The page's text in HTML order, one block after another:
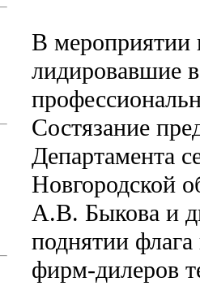
В мероприятии
лидировавшие
Состязание
Департамента
Новгородской
А.В. Быкова и
поднятии флага
фирм-дилеров